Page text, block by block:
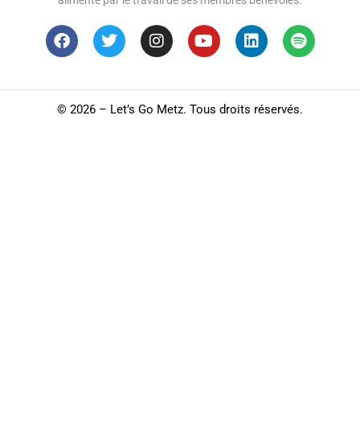
© 2026 – Let’s Go Metz. Tous droits réservés.